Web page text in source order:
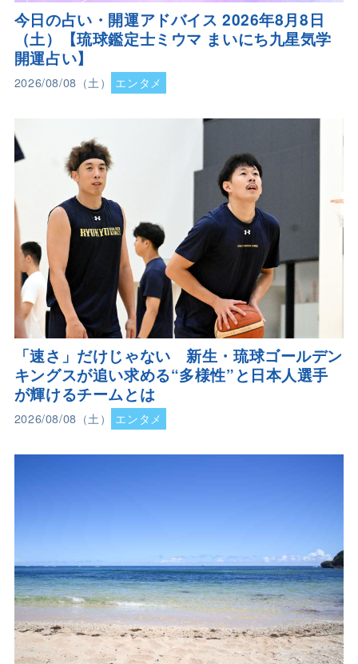
今日の占い・開運アドバイス 2026年8月8日
（土）【琉球鑑定士ミウマ まいにち九星気学
開運占い】
2026/08/08（土） エンタメ
「速さ」だけじゃない 新生・琉球ゴールデン
キングスが追い求める“多様性”と日本人選手
が輝けるチームとは
2026/08/08（土） エンタメ